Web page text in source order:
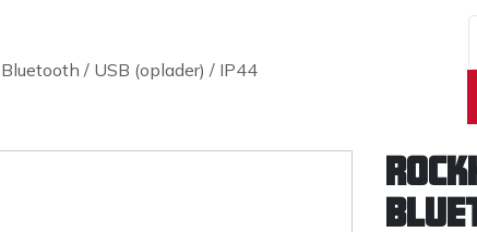
/ USB (oplader) / IP44